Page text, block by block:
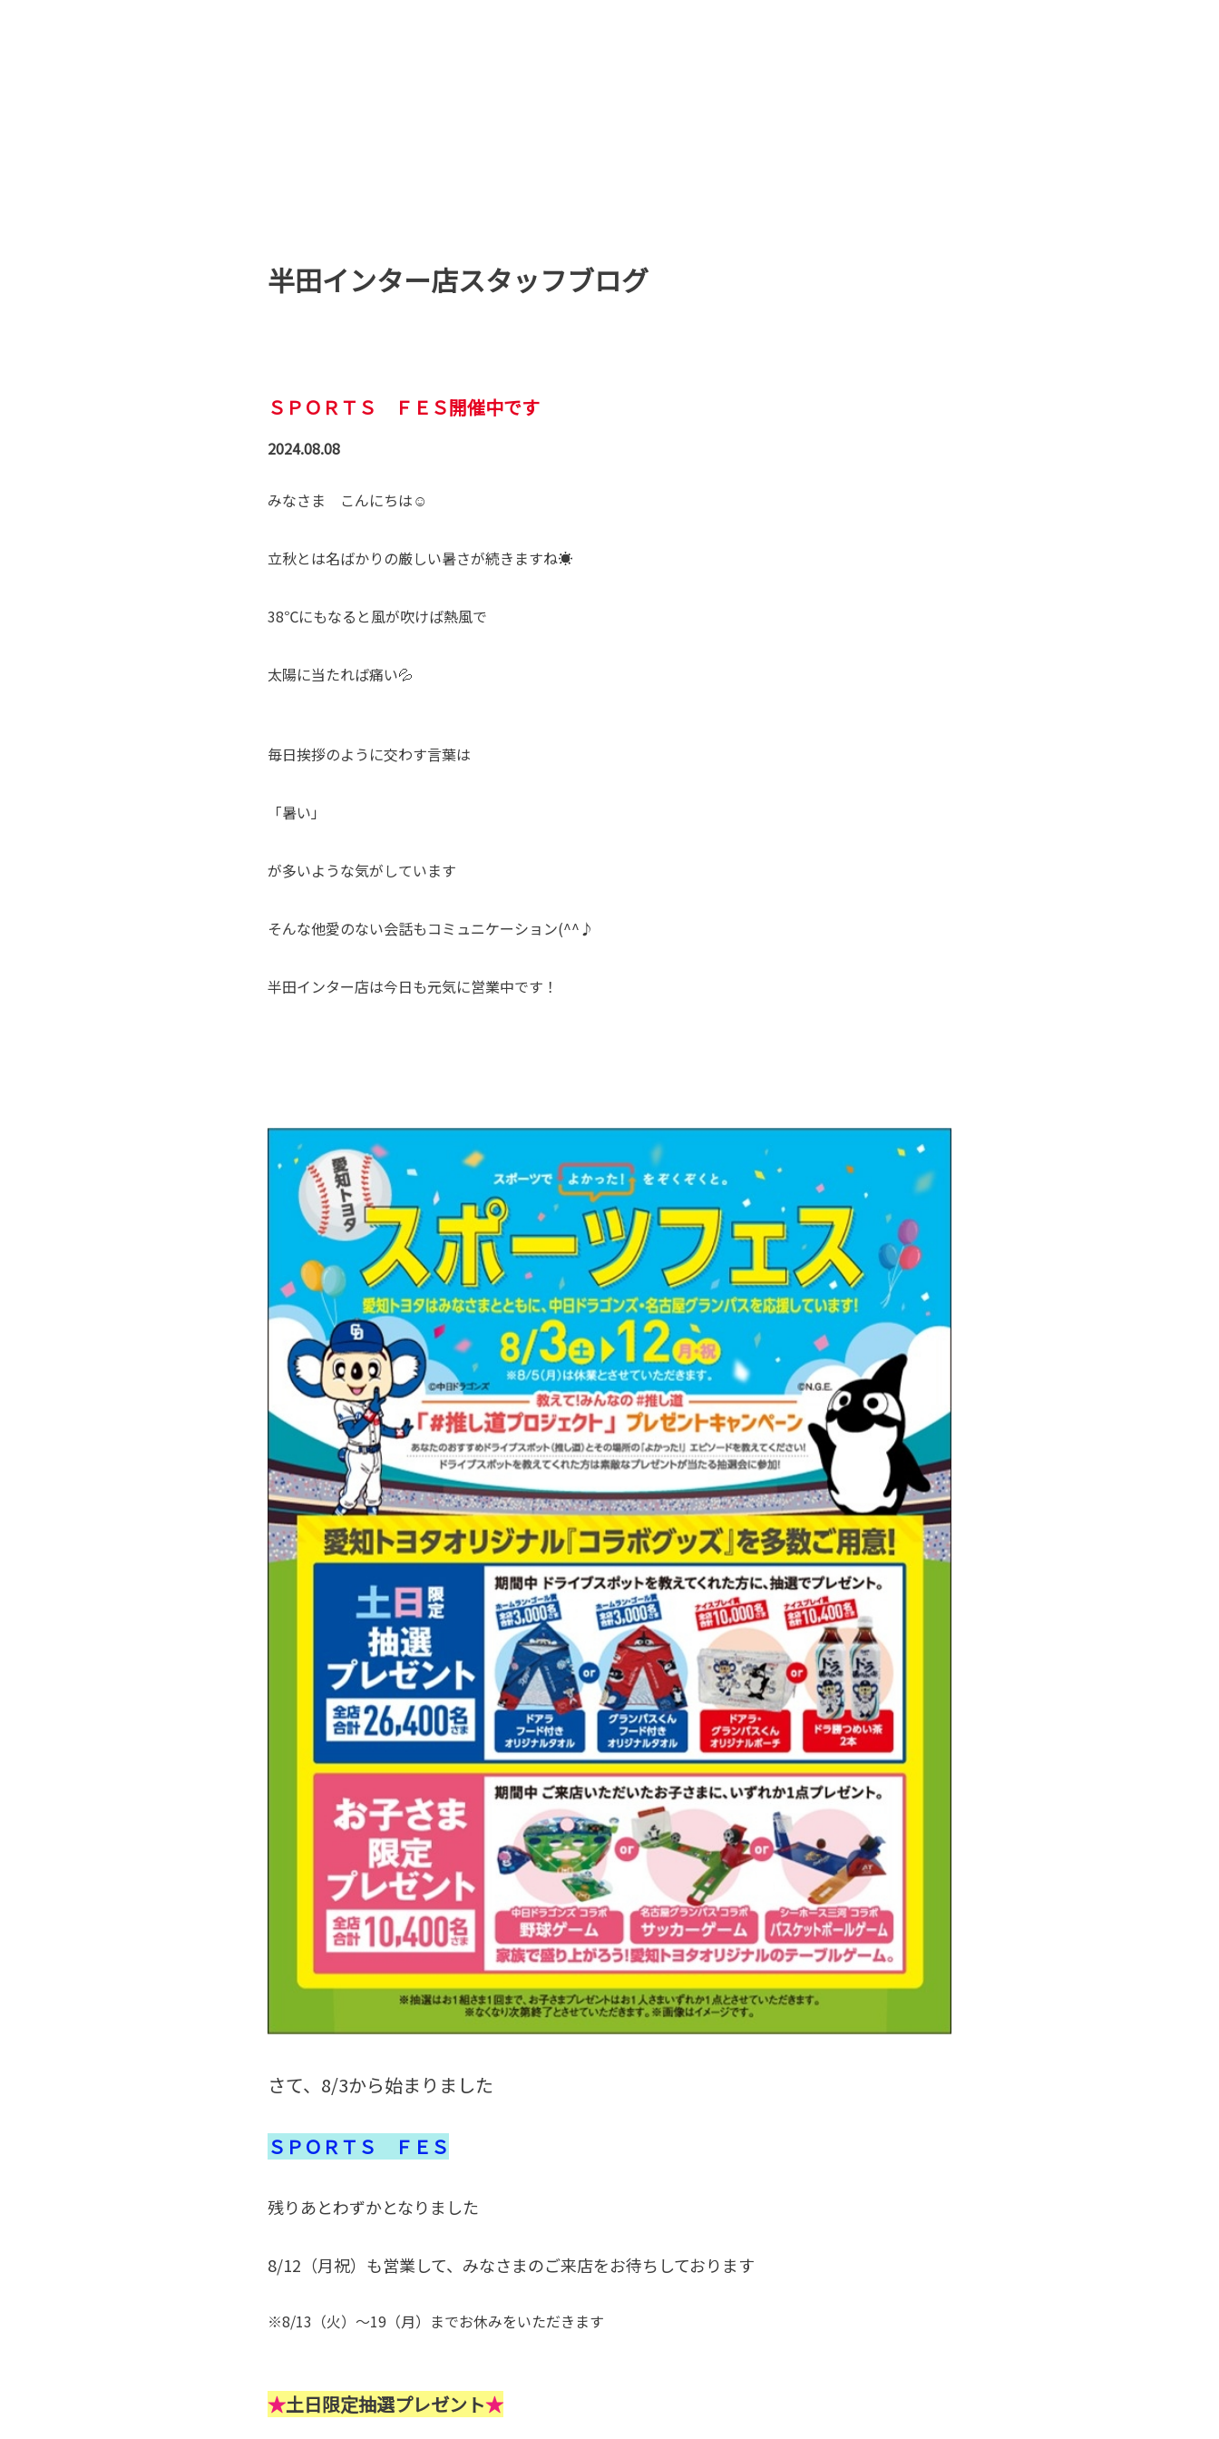
半田インター店スタッフブログ
ＳＰＯＲＴＳ ＦＥＳ開催中です
2024.08.08
みなさま こんにちは☺
立秋とは名ばかりの厳しい暑さが続きますね☀
38℃にもなると風が吹けば熱風で
太陽に当たれば痛い💦
毎日挨拶のように交わす言葉は
「暑い」
が多いような気がしています
そんな他愛のない会話もコミュニケーション(^^♪
半田インター店は今日も元気に営業中です！
さて、8/3から始まりました
ＳＰＯＲＴＳ ＦＥＳ
残りあとわずかとなりました
8/12（月祝）も営業して、みなさまのご来店をお待ちしております
※8/13（火）～19（月）までお休みをいただきます
★土日限定抽選プレゼント★